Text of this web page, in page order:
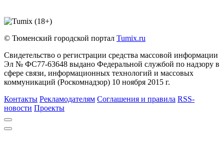
© Тюменский городской портал Tumix.ru
Свидетельство о регистрации средства массовой информации
Эл № ФС77-63648 выдано Федеральной службой по надзору в
сфере связи, информационных технологий и массовых
коммуникаций (Роскомнадзор) 10 ноября 2015 г.
Контакты Рекламодателям Соглашения и правила RSS-
новости Проекты